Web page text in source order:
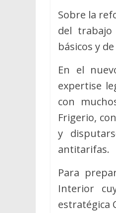
Sobre la
del
básicos y
En el
expertise
con
Frigerio,
y
antitarifas.
Para
Interior
estratégica